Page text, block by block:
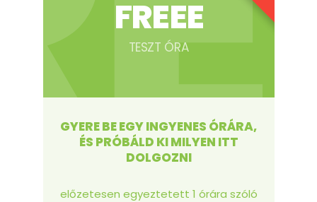
FREEE
TESZT ÓRA
GYERE BE EGY INGYENES ÓRÁRA,
ÉS PRÓBÁLD KI MILYEN ITT
DOLGOZNI
előzetesen egyeztetett 1 órára szóló